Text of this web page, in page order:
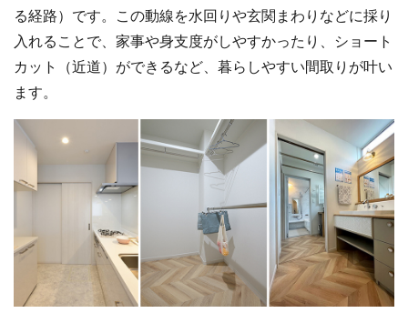
る経路）です。この動線を水回りや玄関まわりなどに採り
入れることで、家事や身支度がしやすかったり、ショート
カット（近道）ができるなど、暮らしやすい間取りが叶い
ます。